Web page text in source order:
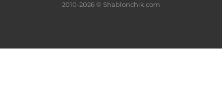
2010-2026 © Shablonchik.com